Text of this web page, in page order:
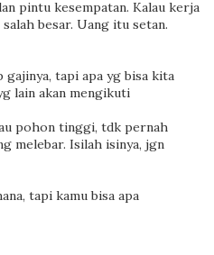
pintu kesempatan. Kalau kerja
besar. Uang itu setan.
tapi apa yg bisa kita
lain akan mengikuti
pohon tinggi, tdk pernah
melebar. Isilah isinya, jgn
tapi kamu bisa apa